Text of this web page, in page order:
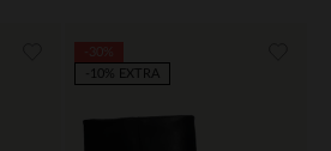
-10% EXTRA